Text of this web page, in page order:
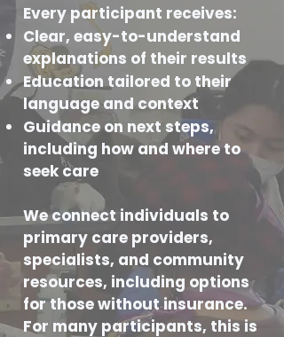
Every participant receives:
Clear, easy-to-understand
explanations of their results
Education tailored to their
language and context
Guidance on next steps,
including how and where to
seek care
We connect individuals to
primary care providers,
specialists, and community
resources, including options
for those without insurance.
For many participants, this is